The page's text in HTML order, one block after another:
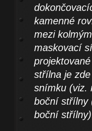
kamenné
mezi
maskovací
střílna je
snímku (viz.
boční střílny
boční